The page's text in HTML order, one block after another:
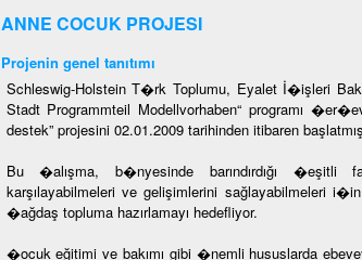
ANNE COCUK PROJESI
Projenin genel tanıtımı
Schleswig-Holstein T�rk Toplumu, Eyalet İ�işleri
Stadt Programmteil Modellvorhaben“ programı
destek” projesini 02.01.2009 tarihinden itibaren
Bu �alışma, b�nyesinde barındırdığı �eşitli
karşılayabilmeleri ve gelişimlerini sağlayabilmeleri
�ağdaş topluma hazırlamayı hedefliyor.
�ocuk eğitimi ve bakımı gibi �nemli hususlarda